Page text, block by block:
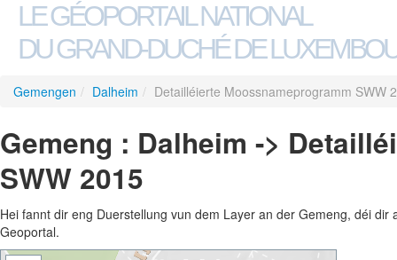
LE GÉOPORTAIL NATIONAL
DU GRAND-DUCHÉ DE
Gemengen / Dalheim / Detailléierte Moossnameprogramm SWW
Gemeng : Dalheim ->
SWW 2015
Hei fannt dir eng Duerstellung vun dem Layer an der Gemeng, déi
Geoportal.